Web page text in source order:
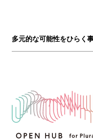
多元的な可能性をひらく